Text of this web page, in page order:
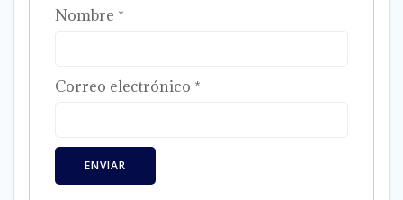
Nombre *
Correo electrónico *